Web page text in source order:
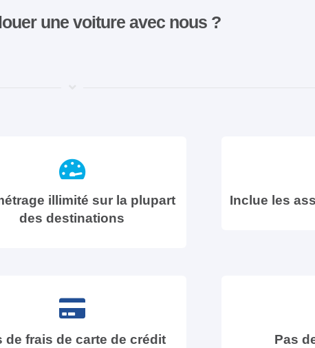
une voiture avec nous ?
illimité sur la plupart
des destinations
Inclue les
de frais de carte de crédit Pas